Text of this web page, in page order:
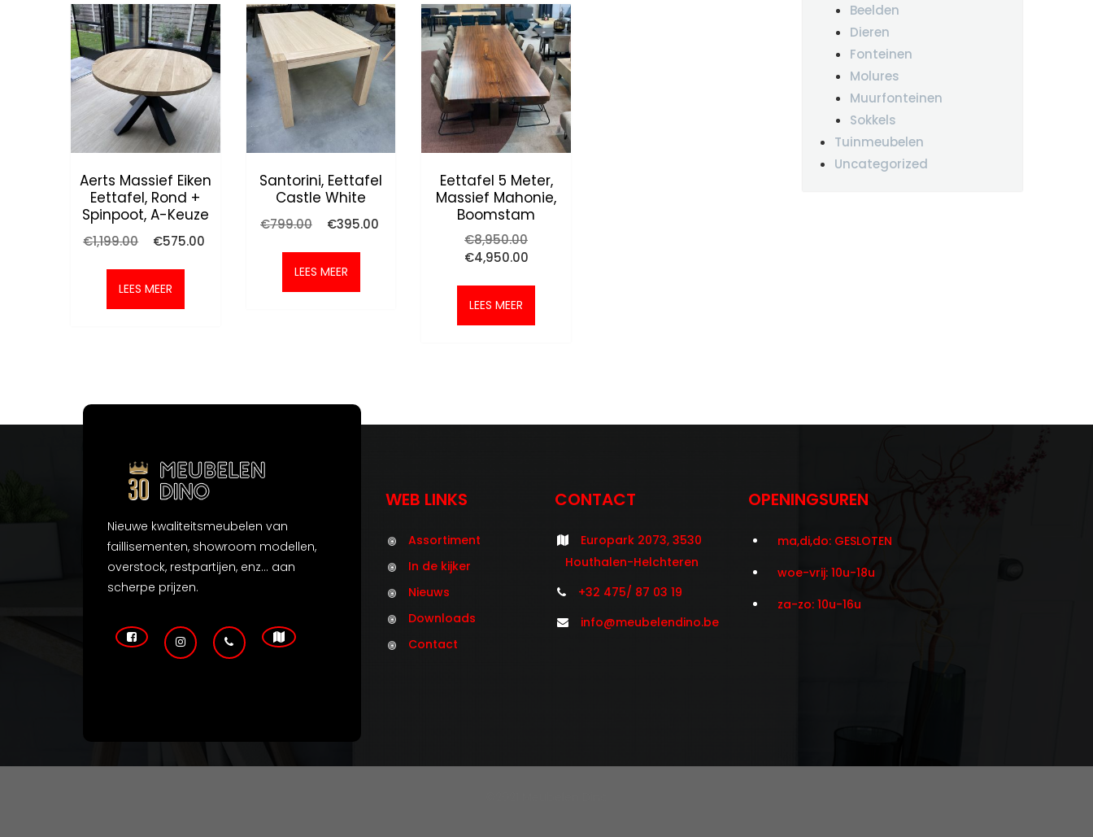
Aerts Massief Eiken
Eettafel, Rond +
Spinpoot, A-Keuze
€1,199.00
Oorspronkelijke
was:
€1,199.00.
€575.00
LEES MEER
Santorini, Eettafel
Castle White
€799.00
Oorspronkelijke
was:
€799.00.
€395.00
LEES MEER
Eettafel 5 Meter,
Massief Mahonie,
Boomstam
€8,950.00
€8,950.00.
€4,950.00
is:
LEES MEER
Beelden
Dieren
Fonteinen
Molures
Muurfonteinen
Sokkels
Tuinmeubelen
Uncategorized
Nieuwe kwaliteitsmeubelen van
faillisementen, showroom modellen,
overstock, restpartijen, enz... aan
scherpe prijzen.
WEB LINKS
Assortiment
In de kijker
Nieuws
Downloads
Contact
CONTACT
Europark 2073, 3530
Houthalen-Helchteren
+32 475/ 87 03 19
info@meubelendino.be
OPENINGSUREN
ma,di,do: GESLOTEN
woe-vrij: 10u-18u
za-zo: 10u-16u